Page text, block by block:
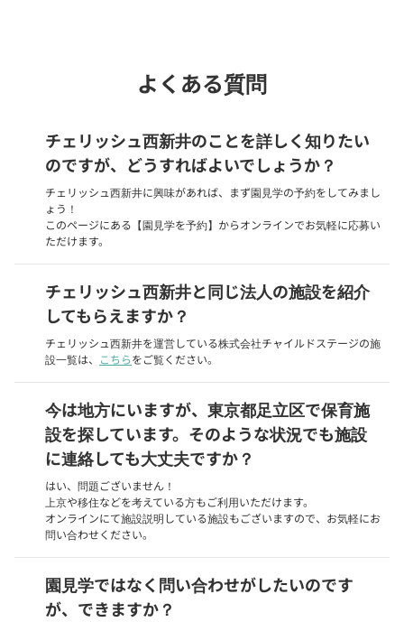
よくある質問
チェリッシュ西新井のことを詳しく知りたい
のですが、どうすればよいでしょうか？
チェリッシュ西新井に興味があれば、まず園見学の予約をしてみまし
ょう！
このページにある【園見学を予約】からオンラインでお気軽に応募い
ただけます。
チェリッシュ西新井と同じ法人の施設を紹介
してもらえますか？
チェリッシュ西新井を運営している株式会社チャイルドステージの施
設一覧は、
こちらをご覧ください。
今は地方にいますが、東京都足立区で保育施
設を探しています。そのような状況でも施設
に連絡しても大丈夫ですか？
はい、問題ございません！
上京や移住などを考えている方もご利用いただけます。
オンラインにて施設説明している施設もございますので、お気軽にお
問い合わせください。
園見学ではなく問い合わせがしたいのです
が、できますか？